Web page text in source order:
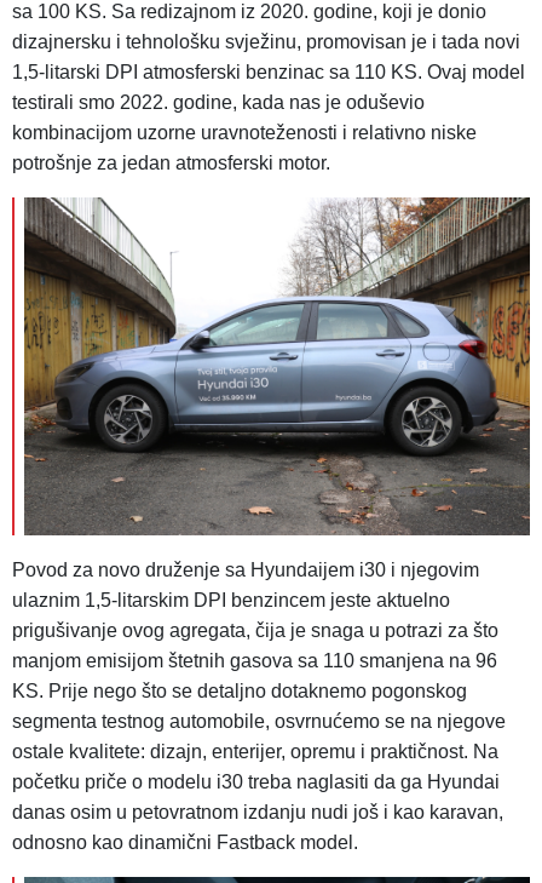
sa 100 KS. Sa redizajnom iz 2020. godine, koji je donio
dizajnersku i tehnološku svježinu, promovisan je i tada novi
1,5-litarski DPI atmosferski benzinac sa 110 KS. Ovaj model
testirali smo 2022. godine, kada nas je oduševio
kombinacijom uzorne uravnoteženosti i relativno niske
potrošnje za jedan atmosferski motor.
Povod za novo druženje sa Hyundaijem i30 i njegovim
ulaznim 1,5-litarskim DPI benzincem jeste aktuelno
prigušivanje ovog agregata, čija je snaga u potrazi za što
manjom emisijom štetnih gasova sa 110 smanjena na 96
KS. Prije nego što se detaljno dotaknemo pogonskog
segmenta testnog automobile, osvrnućemo se na njegove
ostale kvalitete: dizajn, enterijer, opremu i praktičnost. Na
početku priče o modelu i30 treba naglasiti da ga Hyundai
danas osim u petovratnom izdanju nudi još i kao karavan,
odnosno kao dinamični Fastback model.